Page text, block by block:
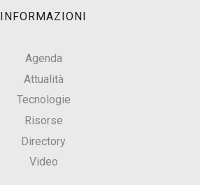
INFORMAZIONI
Agenda
Attualità
Tecnologie
Risorse
Directory
Video